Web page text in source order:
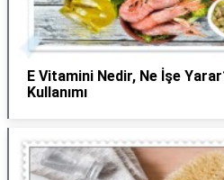
E Vitamini Nedir, Ne İşe
Kullanımı